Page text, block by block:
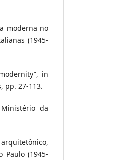
moderna no
(1945-
in
pp. 27-113.
da
arquitetônico,
Paulo (1945-